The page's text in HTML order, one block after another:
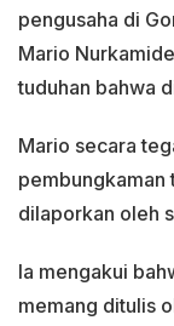
pengusaha di
Mario
tuduhan bahwa
Mario secara
pembungkaman
dilaporkan oleh
Ia mengakui
memang ditulis